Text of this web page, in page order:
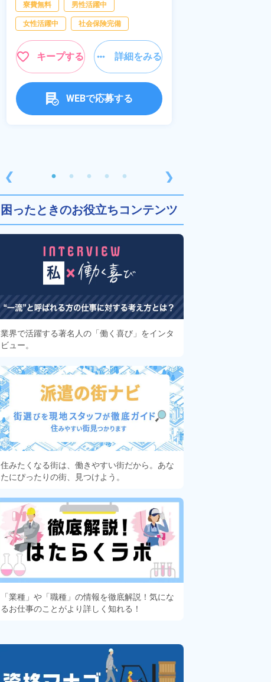
❮
寮費無料 男性活躍中
女性活躍中 社会保険完備
キープする 詳細をみる
WEBで応募する
❯
困ったときのお役立ちコンテンツ
業界で活躍する著名人の「働く喜び」をインタ
ビュー。
住みたくなる街は、働きやすい街だから。あな
たにぴったりの街、見つけよう。
「業種」や「職種」の情報を徹底解説！気にな
るお仕事のことがより詳しく知れる！